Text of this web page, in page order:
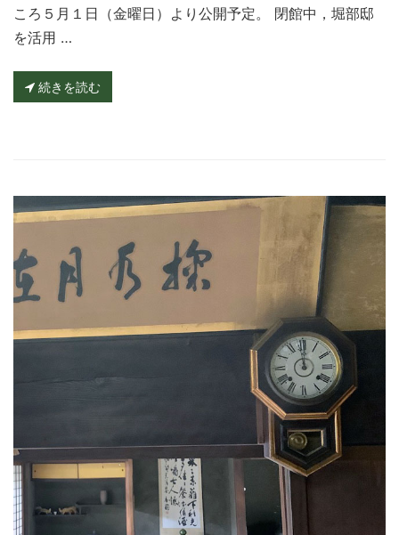
ころ５月１日（金曜日）より公開予定。 閉館中，堀部邸
を活用 …
続きを読む